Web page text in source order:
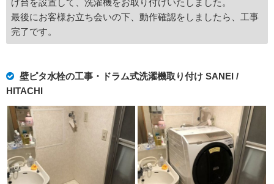
げ台を設置して、洗濯機をお取り付けいたしました。
最後にお客様お立ち会いの下、動作確認をしましたら、工事
完了です。
壁ピタ水栓の工事・ドラム式洗濯機取り付け SANEI /
HITACHI